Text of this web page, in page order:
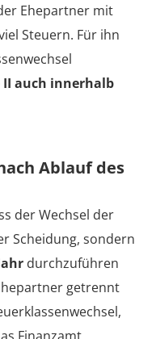
Ehepartner mit
Steuern. Für ihn
II auch innerhalb
Ablauf des
der Wechsel der
Scheidung, sondern
durchzuführen
getrennt